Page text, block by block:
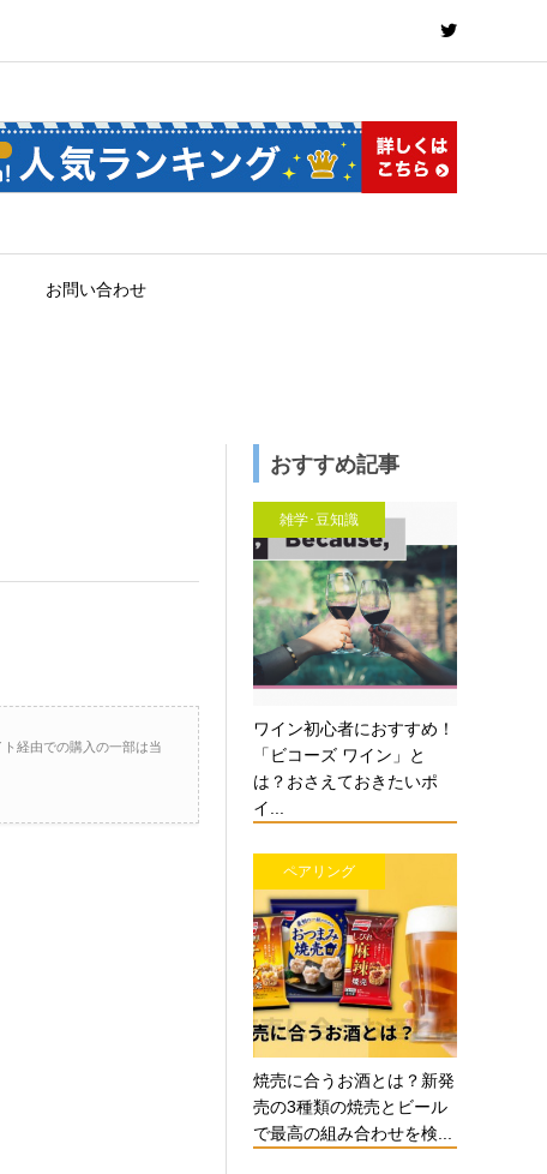
お問い合わせ
経由での購入の一部は当
おすすめ記事
雑学･豆知識
ワイン初心者におすすめ！
「ビコーズ ワイン」と
は？おさえておきたいポ
イ...
ペアリング
焼売に合うお酒とは？新発
売の3種類の焼売とビール
で最高の組み合わせを検...